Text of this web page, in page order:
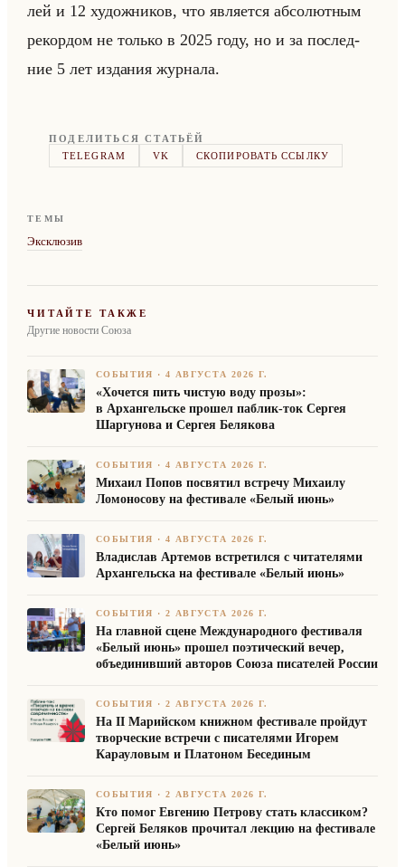
лей и 12 ху­дож­ни­ков, что яв­ля­ет­ся аб­со­лют­ным
ре­кор­дом не только в 2025 году, но и за по­след­
ние 5 лет из­да­ния жур­на­ла.
ПОДЕЛИТЬСЯ СТАТЬЁЙ
TELEGRAM
VK СКОПИРОВАТЬ ССЫЛКУ
ТЕМЫ
Эксклюзив
ЧИТАЙТЕ ТАКЖЕ
Другие новости Союза
СОБЫТИЯ ·4 АВГУСТА 2026 Г.
«Хочется пить чистую воду прозы»:
в Архангельске прошел паблик-ток Сергея
Шаргунова и Сергея Белякова
СОБЫТИЯ ·4 АВГУСТА 2026 Г.
Михаил Попов посвятил встречу Михаилу
Ломоносову на фестивале «Белый июнь»
СОБЫТИЯ ·4 АВГУСТА 2026 Г.
Владислав Артемов встретился с читателями
Архангельска на фестивале «Белый июнь»
СОБЫТИЯ ·2 АВГУСТА 2026 Г.
На главной сцене Международного фестиваля
«Белый июнь» прошел поэтический вечер,
объединивший авторов Союза писателей России
СОБЫТИЯ ·2 АВГУСТА 2026 Г.
На II Марийском книжном фестивале пройдут
творческие встречи с писателями Игорем
Карауловым и Платоном Бесединым
СОБЫТИЯ ·2 АВГУСТА 2026 Г.
Кто помог Евгению Петрову стать классиком?
Сергей Беляков прочитал лекцию на фестивале
«Белый июнь»